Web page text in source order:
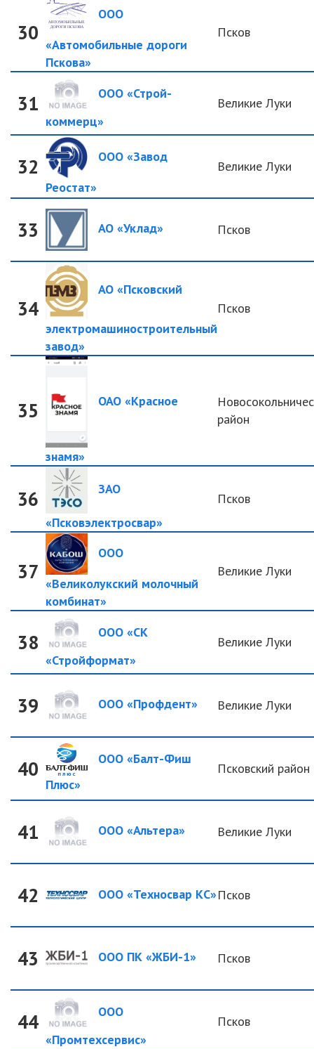
30
ООО
«Автомобильные дороги
Пскова»
Псков
31
ООО «Строй-
коммерц»
Великие Луки
32
ООО «Завод
Реостат»
Великие Луки
33 АО «Уклад» Псков
34
АО «Псковский
электромашиностроительный
завод»
Псков
35 ОАО «Красное
знамя»
район
36 ЗАО
«Псковэлектросвар»
Псков
37
ООО
«Великолукский молочный
комбинат»
Великие Луки
38
ООО «СК
«Стройформат»
Великие Луки
39 ООО «Профдент» Великие Луки
40
ООО «Балт-Фиш
Плюс»
Псковский район
41 ООО «Альтера» Великие Луки
42 ООО «Техносвар КС»Псков
43 ООО ПК «ЖБИ-1» Псков
44
ООО
«Промтехсервис»
Псков